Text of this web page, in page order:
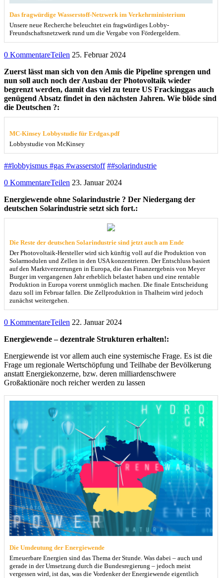
Das fragwürdige Wasserstoff-Netzwerk im Verkehrministerium
Unsere neue Recherche beleuchtet ein fragwürdiges Lobby-
Freundschaftsnetzwerk rund um die Vergabe von Fördergeldern.
0 KommentareTeilen 25. Februar 2024
Zuerst lässt man sich von den Amis die Pipeline sprengen und
nun soll auch noch der Ausbau der Photovoltaik wieder
begrenzt werden, damit das viel zu teure US Frackinggas auch
genügend Absatz findet in den nächsten Jahren. Wie blöde sind
die Deutschen ?:
MC-Kinsey Lobbystudie für Erdgas.pdf
Lobbystudie von McKinsey
##lobbyismus #gas #wasserstoff ##solarindustrie
0 KommentareTeilen 23. Januar 2024
Energiewende ohne Solarindustrie ? Der Niedergang der
deutschen Solarindustrie setzt sich fort.:
Die Reste der deutschen Solarindustrie sind jetzt auch am Ende
Der Photovoltaik-Hersteller wird sich künftig voll auf die Produktion von
Solarmodulen und Zellen in den USA konzentrieren. Der Entschluss basiert
auf den Marktverzerrungen in Europa, die das Finanzergebnis von Meyer
Burger im vergangenen Jahr erheblich belastet haben und eine rentable
Produktion in Europa vorerst unmöglich machen. Die finale Entscheidung
dazu soll im Februar fallen. Die Zellproduktion in Thalheim wird jedoch
zunächst weitergehen.
0 KommentareTeilen 22. Januar 2024
Energiewende – dezentrale Strukturen erhalten!:
Energiewende ist vor allem auch eine systemische Frage. Es ist die
Frage um regionale Wertschöpfung und Teilhabe der Bevölkerung
anstatt Energiekonzerne, bzw. deren milliardenschwere
Großaktionäre noch reicher werden zu lassen
Die Umdeutung der Energiewende
Erneuerbare Energien sind das Thema der Stunde. Was dabei – auch und
gerade in der Umsetzung durch die Bundesregierung – jedoch meist
vergessen wird, ist das, was die Vordenker der Energiewende eigentlich